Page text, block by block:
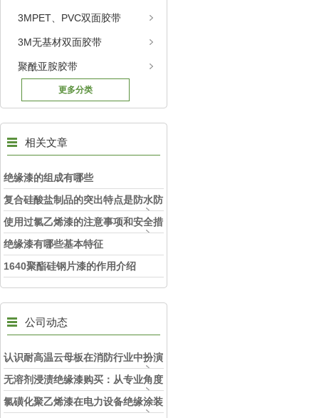
3MPET、PVC双面胶带
3M无基材双面胶带
聚酰亚胺胶带
更多分类
相关文章
绝缘漆的组成有哪些
复合硅酸盐制品的突出特点是防水防
潮
使用过氯乙烯漆的注意事项和安全措
施
绝缘漆有哪些基本特征
1640聚酯硅钢片漆的作用介绍
公司动态
认识耐高温云母板在消防行业中扮演
的角色
无溶剂浸渍绝缘漆购买：从专业角度
看如何选择
氯磺化聚乙烯漆在电力设备绝缘涂装